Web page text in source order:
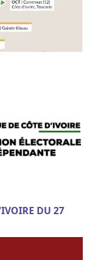
DU 27